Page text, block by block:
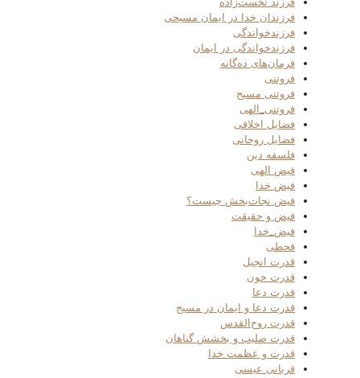
فرزندان خدا در ایمان مسیحی
فرزندخواندگی
فرزندخواندگی در ایمان
فرمان‌های ده‌گانه
فروتنی
فروتنی مسیح
فروتنی_الهی
فضایل اخلاقی
فضایل روحانی
فلسفه دین
فیض الهی
فیض خدا
فیض نجات‌بخش چیست؟
فیض و حقیقت
فیض_خدا
قحطی
قدرت انجیل
قدرت خون
قدرت دعا
قدرت دعا و ایمان در مسیح
قدرت روح‌القدس
قدرت صلیب و بخشش گناهان
قدرت و عظمت خدا
قربانی عیسی